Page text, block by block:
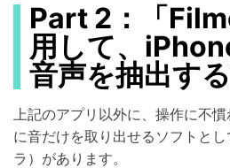
Part 2：「
用して、
音声を抽出す
上記のアプリ以外に、操作に不
に音だけを取り出せるソフトとし
ラ）があります。